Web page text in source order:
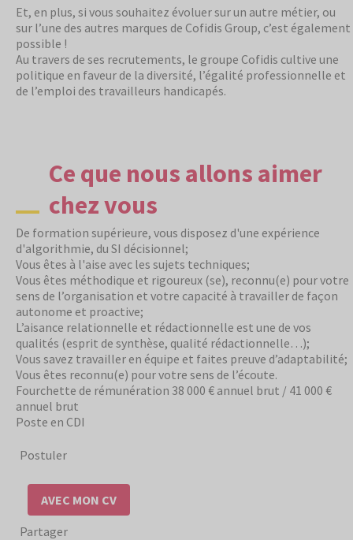
Et, en plus, si vous souhaitez évoluer sur un autre métier, ou
sur l’une des autres marques de Cofidis Group, c’est également
possible !
Au travers de ses recrutements, le groupe Cofidis cultive une
politique en faveur de la diversité, l’égalité professionnelle et
de l’emploi des travailleurs handicapés.
Ce que nous allons aimer
chez vous
De formation supérieure, vous disposez d'une expérience
d'algorithmie, du SI décisionnel;
Vous êtes à l'aise avec les sujets techniques;
Vous êtes méthodique et rigoureux (se), reconnu(e) pour votre
sens de l’organisation et votre capacité à travailler de façon
autonome et proactive;
L’aisance relationnelle et rédactionnelle est une de vos
qualités (esprit de synthèse, qualité rédactionnelle…);
Vous savez travailler en équipe et faites preuve d’adaptabilité;
Vous êtes reconnu(e) pour votre sens de l’écoute.
Fourchette de rémunération 38 000 € annuel brut / 41 000 €
annuel brut
Poste en CDI
Postuler
POSTULER
AVEC MON CV
Partager